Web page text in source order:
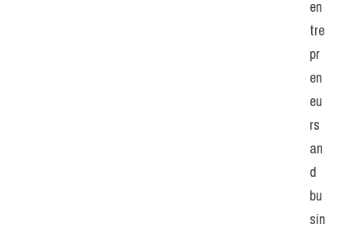
en
tre
pr
en
eu
rs
an
d
bu
sin